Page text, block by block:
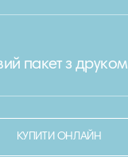
пакет з друком
КУПИТИ ОНЛАЙН